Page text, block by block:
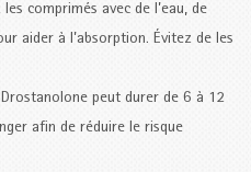
les comprimés avec de l’eau, de
aider à l’absorption. Évitez de les
Drostanolone peut durer de 6 à 12
afin de réduire le risque